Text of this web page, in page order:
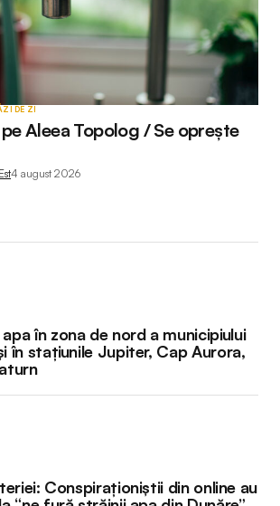
ZI DE ZI
Aleea Topolog / Se oprește
4 august 2026
în zona de nord a municipiului
în stațiunile Jupiter, Cap Aurora,
Conspiraționiștii din online au